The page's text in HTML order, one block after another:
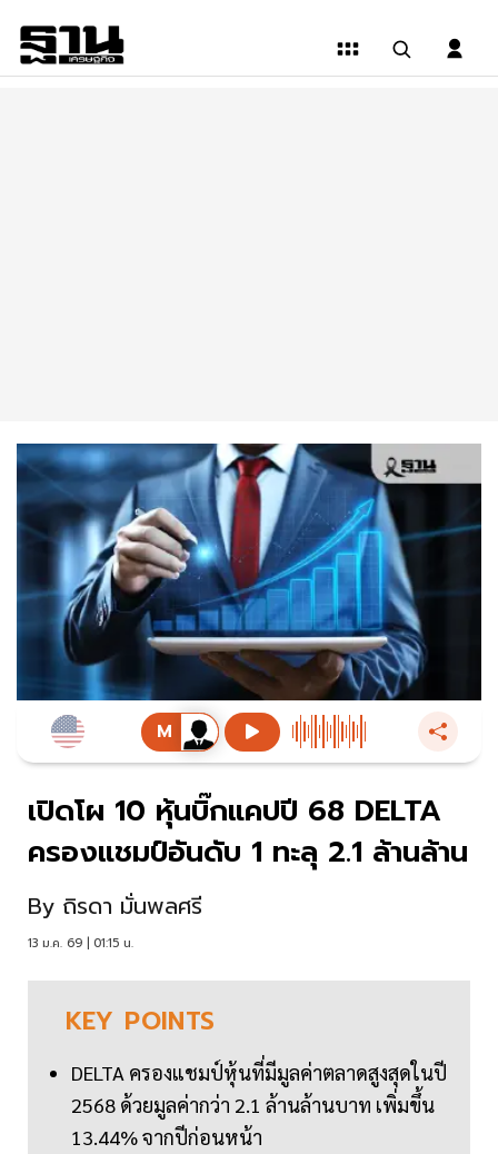
เปิดโผ 10 หุ้นบิ๊กแคปปี 68 DELTA
ครองแชมป์อันดับ 1 ทะลุ 2.1 ล้านล้าน
By ถิรดา มั่นพลศรี
13 ม.ค. 69 | 01:15 น.
KEY POINTS
DELTA ครองแชมป์หุ้นที่มีมูลค่าตลาดสูงสุดในปี
2568 ด้วยมูลค่ากว่า 2.1 ล้านล้านบาท เพิ่มขึ้น
13.44% จากปีก่อนหน้า